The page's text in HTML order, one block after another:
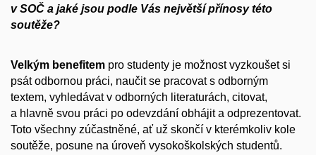
v SOČ a jaké jsou podle Vás největší přínosy této
soutěže?
Velkým benefitem pro studenty je možnost vyzkoušet si
psát odbornou práci, naučit se pracovat s odborným
textem, vyhledávat v odborných literaturách, citovat,
a hlavně svou práci po odevzdání obhájit a odprezentovat.
Toto všechny zúčastněné, ať už skončí v kterémkoliv kole
soutěže, posune na úroveň vysokoškolských studentů.